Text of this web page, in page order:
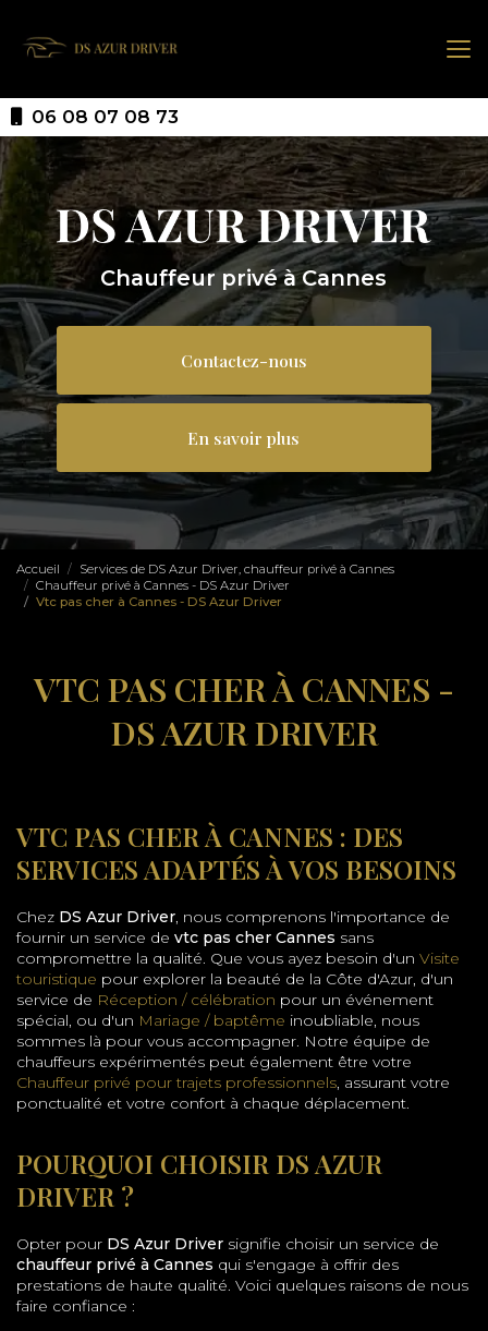
contenu
06 08 07 08 73
Chauffeur privé à Cannes
Contactez-nous
En savoir plus
Accueil
Services de DS Azur Driver, chauffeur privé à Cannes
Chauffeur privé à Cannes - DS Azur Driver
Vtc pas cher à Cannes - DS Azur Driver
VTC PAS CHER À CANNES -
DS AZUR DRIVER
VTC PAS CHER À CANNES : DES
SERVICES ADAPTÉS À VOS BESOINS
Chez DS Azur Driver, nous comprenons l'importance de
fournir un service de vtc pas cher Cannes sans
compromettre la qualité. Que vous ayez besoin d'un Visite
touristique pour explorer la beauté de la Côte d'Azur, d'un
service de Réception / célébration pour un événement
spécial, ou d'un Mariage / baptême inoubliable, nous
sommes là pour vous accompagner. Notre équipe de
chauffeurs expérimentés peut également être votre
Chauffeur privé pour trajets professionnels, assurant votre
ponctualité et votre confort à chaque déplacement.
POURQUOI CHOISIR DS AZUR
DRIVER ?
Opter pour DS Azur Driver signifie choisir un service de
chauffeur privé à Cannes qui s'engage à offrir des
prestations de haute qualité. Voici quelques raisons de nous
faire confiance :